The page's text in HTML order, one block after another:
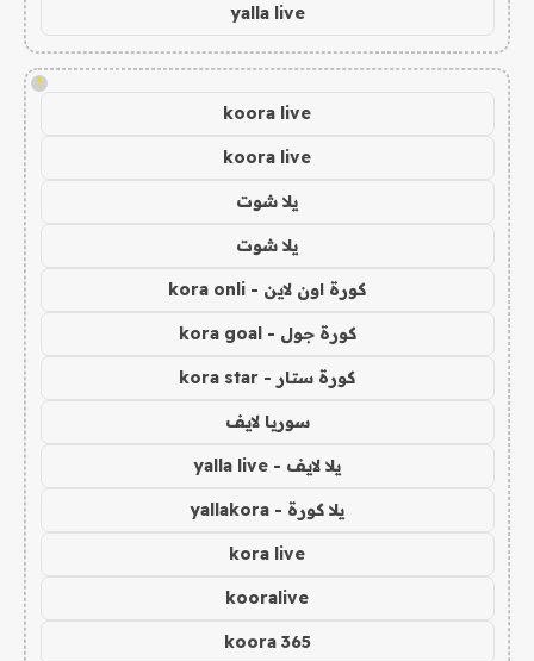
yalla live
!
koora live
koora live
يلا شوت
يلا شوت
كورة اون لاين - kora onli
كورة جول - kora goal
كورة ستار - kora star
سوريا لايف
يلا لايف - yalla live
يلا كورة - yallakora
kora live
kooralive
koora 365